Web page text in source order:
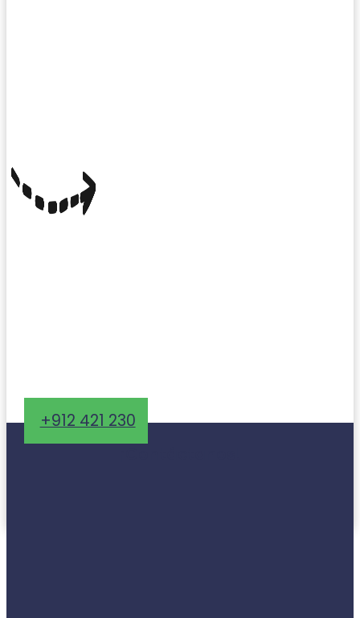
+912 421 230